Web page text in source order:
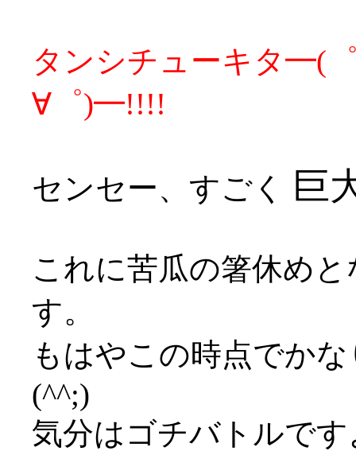
タンシチューキタ━(
∀゜)━!!!!
センセー、すごく 巨
これに苦瓜の箸休め
す。
もはやこの時点でか
(^^;)
気分はゴチバトルで